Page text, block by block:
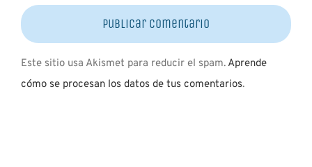
Este sitio usa Akismet para reducir el spam. Aprende
cómo se procesan los datos de tus comentarios.